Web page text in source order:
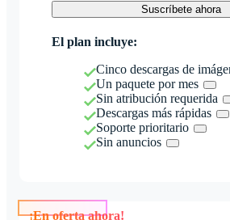
Suscríbete ahora
El plan incluye:
Cinco descargas de
Un paquete por mes
Sin atribución requerida
Descargas más rápidas
Soporte prioritario
Sin anuncios